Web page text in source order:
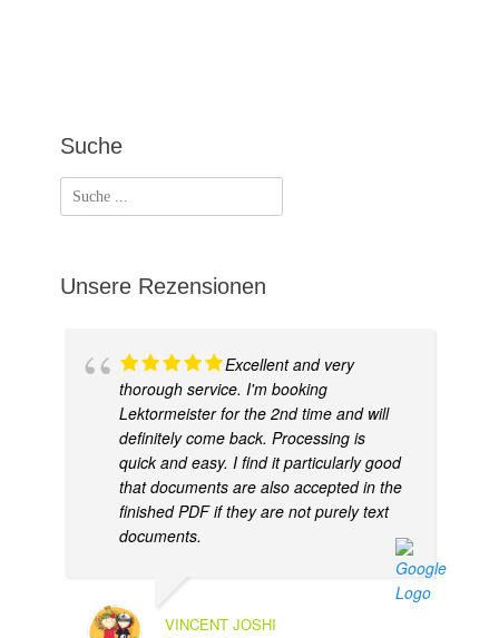
Suche
Suchen
nach:
Unsere Rezensionen
Excellent and very
thorough service. I'm booking
Lektormeister for the 2nd time and will
definitely come back. Processing is
quick and easy. I find it particularly good
that documents are also accepted in the
finished PDF if they are not purely text
documents.
VINCENT JOSHI